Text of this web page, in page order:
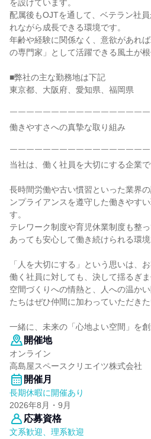
を設けています。
配属後もOJTを通して、ベテラン社
れながら成長できる環境です。
年齢や経験に関係なく、意欲があれ
の専門家」として活躍できる風土が根
■弊社の主な勤務地は下記
東京都、大阪府、愛知県、福岡県
￣￣￣￣￣￣￣￣￣￣￣￣￣￣￣￣￣
働きやすさへの真摯な取り組み
￣￣￣￣￣￣￣￣￣￣￣￣￣￣￣￣￣
当社は、働く社員を大切にする企業で
長時間労働や古い慣習といった業界
ンプライアンスを遵守した働きやす
す。
テレワーク制度や育児休業制度も整
あっても安心して働き続けられる環境
「人を大切にする」という思いは、
働く社員に対しても、決して揺るぎま
空間づくりへの情熱と、人への温か
たちはぜひ仲間に加わっていただきた
一緒に、未来の「心地よい空間」を
開催地
オンライン
高島屋スペースクリエイツ株式会社
開催月
長期休暇に開催あり
2026年8月・9月
応募資格
文系歓迎、理系歓迎